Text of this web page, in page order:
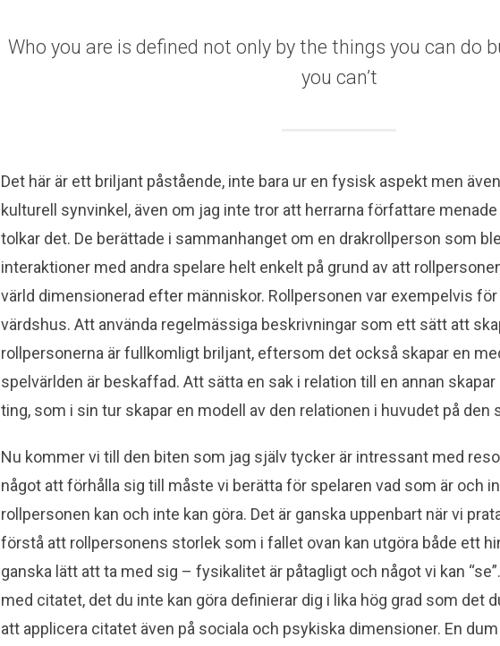
Who you are is defined not only by the things you can do
you can’t
Det här är ett briljant påstående, inte bara ur en fysisk aspekt men
kulturell synvinkel, även om jag inte tror att herrarna författare
tolkar det. De berättade i sammanhanget om en drakrollperson som
interaktioner med andra spelare helt enkelt på grund av att
värld dimensionerad efter människor. Rollpersonen var exempelvis
värdshus. Att använda regelmässiga beskrivningar som ett sätt att
rollpersonerna är fullkomligt briljant, eftersom det också skapar en
spelvärlden är beskaffad. Att sätta en sak i relation till en annan
ting, som i sin tur skapar en modell av den relationen i huvudet på den
Nu kommer vi till den biten som jag själv tycker är intressant med
något att förhålla sig till måste vi berätta för spelaren vad som är och
rollpersonen kan och inte kan göra. Det är ganska uppenbart när vi
förstå att rollpersonens storlek som i fallet ovan kan utgöra både ett
ganska lätt att ta med sig – fysikalitet är påtagligt och något vi kan
med citatet, det du inte kan göra definierar dig i lika hög grad som det
att applicera citatet även på sociala och psykiska dimensioner. En